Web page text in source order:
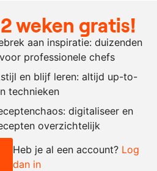
obulatovellen
zout
+
2x
2 weken gratis!
aan inspiratie: duizenden
professionele chefs
en blijf leren: altijd up-to-
technieken
digitaliseer en
overzichtelijk
Heb je al een account? Log
dan in